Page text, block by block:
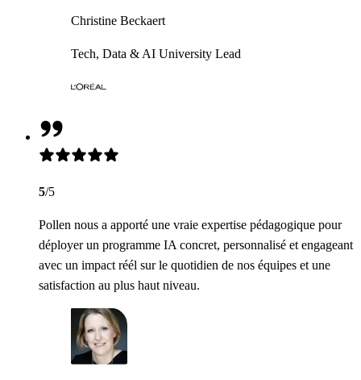
Christine Beckaert
Tech, Data & AI University Lead
5/5
Pollen nous a apporté une vraie expertise pédagogique pour
déployer un programme IA concret, personnalisé et engageant
avec un impact réél sur le quotidien de nos équipes et une
satisfaction au plus haut niveau.